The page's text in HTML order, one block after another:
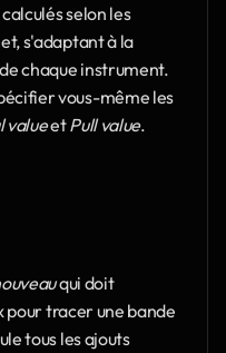
selon les
s'adaptant à la
chaque instrument.
vous-même les
value et Pull value.
qui doit
pour tracer une bande
tous les ajouts